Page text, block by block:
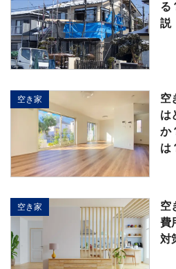
る
説
空き家
空
は
か
は
空き家
空
費
対